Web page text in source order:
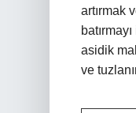
artırmak
asidik
ve